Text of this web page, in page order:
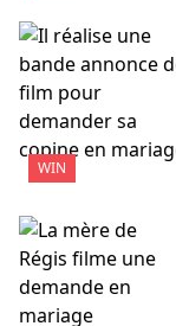
WIN